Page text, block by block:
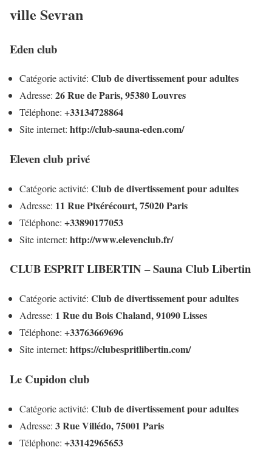
ville Sevran
Eden club
Catégorie activité: Club de divertissement pour adultes
Adresse: 26 Rue de Paris, 95380 Louvres
Téléphone: +33134728864
Site internet: http://club-sauna-eden.com/
Eleven club privé
Catégorie activité: Club de divertissement pour adultes
Adresse: 11 Rue Pixérécourt, 75020 Paris
Téléphone: +33890177053
Site internet: http://www.elevenclub.fr/
CLUB ESPRIT LIBERTIN – Sauna Club Libertin
Catégorie activité: Club de divertissement pour adultes
Adresse: 1 Rue du Bois Chaland, 91090 Lisses
Téléphone: +33763669696
Site internet: https://clubespritlibertin.com/
Le Cupidon club
Catégorie activité: Club de divertissement pour adultes
Adresse: 3 Rue Villédo, 75001 Paris
Téléphone: +33142965653